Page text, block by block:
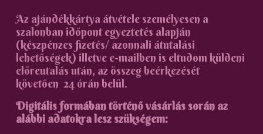
Az ajándékkártya átvétele személyesen a
szalonban időpont egyeztetés alapján
(készpénzes fizetés/ azonnali átutalási
lehetőségek) illetve e-mailben is eltudom küldeni
előreutalás után, az összeg beérkezését
követően 24 órán belül.
Digitális formában történő vásárlás során az
alábbi adatokra lesz szükségem: